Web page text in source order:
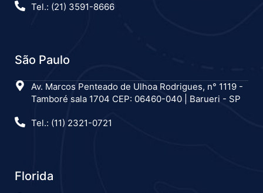
Tel.: (21) 3591-8666
São Paulo
Av. Marcos Penteado de Ulhoa Rodrigues, n° 1119 -
Tamboré sala 1704 CEP: 06460-040 | Barueri - SP
Tel.: (11) 2321-0721
Florida